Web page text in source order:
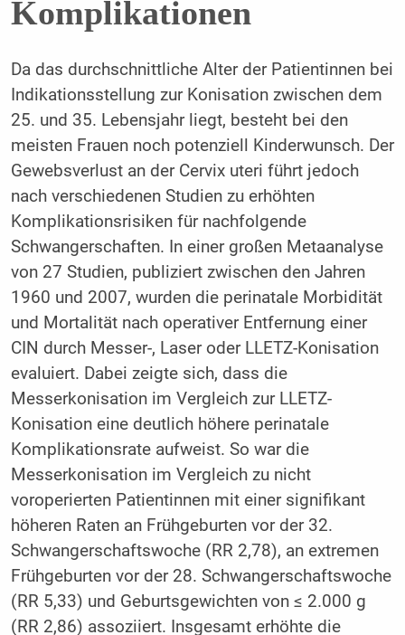
Komplikationen
Da das durchschnittliche Alter der Patientinnen bei
Indikationsstellung zur Konisation zwischen dem
25. und 35. Lebensjahr liegt, besteht bei den
meisten Frauen noch potenziell Kinderwunsch. Der
Gewebsverlust an der Cervix uteri führt jedoch
nach verschiedenen Studien zu erhöhten
Komplikationsrisiken für nachfolgende
Schwangerschaften. In einer großen Metaanalyse
von 27 Studien, publiziert zwischen den Jahren
1960 und 2007, wurden die perinatale Morbidität
und Mortalität nach operativer Entfernung einer
CIN durch Messer-, Laser oder LLETZ-Konisation
evaluiert. Dabei zeigte sich, dass die
Messerkonisation im Vergleich zur LLETZ-
Konisation eine deutlich höhere perinatale
Komplikationsrate aufweist. So war die
Messerkonisation im Vergleich zu nicht
voroperierten Patientinnen mit einer signifikant
höheren Raten an Frühgeburten vor der 32.
Schwangerschaftswoche (RR 2,78), an extremen
Frühgeburten vor der 28. Schwangerschaftswoche
(RR 5,33) und Geburtsgewichten von ≤ 2.000 g
(RR 2,86) assoziiert. Insgesamt erhöhte die